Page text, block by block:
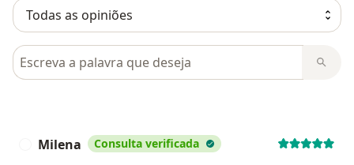
Pesquisar em opiniões
Milena Consulta verificada